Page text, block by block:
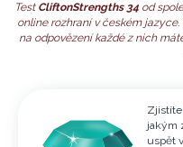
Test CliftonStrengths 34od
online rozhraní v českém
na odpovězení každé z nich
Zjistíte
jakým
uspět